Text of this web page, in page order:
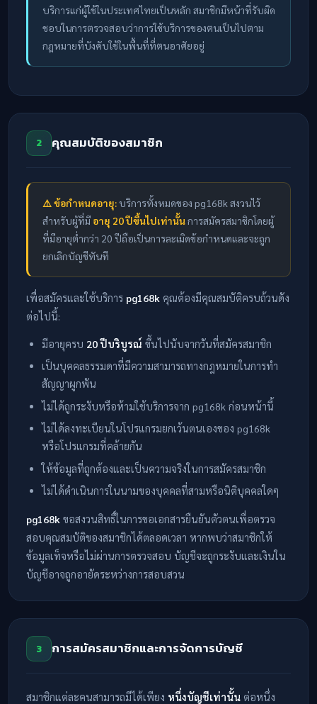
บริการแก่ผู้ใช้ในประเทศไทยเป็นหลัก สมาชิกมีหน้าที่รับผิด
ชอบในการตรวจสอบว่าการใช้บริการของตนเป็นไปตาม
กฎหมายที่บังคับใช้ในพื้นที่ที่ตนอาศัยอยู่
2 คุณสมบัติของสมาชิก
⚠️ ข้อกำหนดอายุ: บริการทั้งหมดของ pg168k สงวนไว้
สำหรับผู้ที่มี อายุ 20 ปีขึ้นไปเท่านั้น การสมัครสมาชิกโดยผู้
ที่มีอายุต่ำกว่า 20 ปีถือเป็นการละเมิดข้อกำหนดและจะถูก
ยกเลิกบัญชีทันที
เพื่อสมัครและใช้บริการ pg168k คุณต้องมีคุณสมบัติครบถ้วนดัง
ต่อไปนี้:
มีอายุครบ 20 ปีบริบูรณ์ ขึ้นไปนับจากวันที่สมัครสมาชิก
เป็นบุคคลธรรมดาที่มีความสามารถทางกฎหมายในการทำ
สัญญาผูกพัน
ไม่ได้ถูกระงับหรือห้ามใช้บริการจาก pg168k ก่อนหน้านี้
ไม่ได้ลงทะเบียนในโปรแกรมยกเว้นตนเองของ pg168k
หรือโปรแกรมที่คล้ายกัน
ให้ข้อมูลที่ถูกต้องและเป็นความจริงในการสมัครสมาชิก
ไม่ได้ดำเนินการในนามของบุคคลที่สามหรือนิติบุคคลใดๆ
pg168k ขอสงวนสิทธิ์ในการขอเอกสารยืนยันตัวตนเพื่อตรวจ
สอบคุณสมบัติของสมาชิกได้ตลอดเวลา หากพบว่าสมาชิกให้
ข้อมูลเท็จหรือไม่ผ่านการตรวจสอบ บัญชีจะถูกระงับและเงินใน
บัญชีอาจถูกอายัดระหว่างการสอบสวน
3 การสมัครสมาชิกและการจัดการบัญชี
สมาชิกแต่ละคนสามารถมีได้เพียง หนึ่งบัญชีเท่านั้น ต่อหนึ่ง